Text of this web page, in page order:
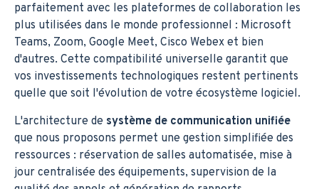
parfaitement avec les plateformes de collaboration les
plus utilisées dans le monde professionnel : Microsoft
Teams, Zoom, Google Meet, Cisco Webex et bien
d'autres. Cette compatibilité universelle garantit que
vos investissements technologiques restent pertinents
quelle que soit l'évolution de votre écosystème logiciel.
L'architecture de système de communication unifiée
que nous proposons permet une gestion simplifiée des
ressources : réservation de salles automatisée, mise à
jour centralisée des équipements, supervision de la